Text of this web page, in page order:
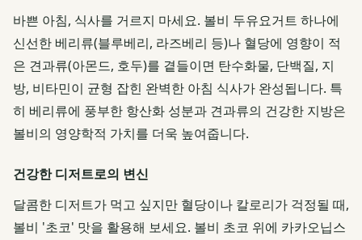
바쁜 아침, 식사를 거르지 마세요. 볼비 두유요거트 하나에
신선한 베리류(블루베리, 라즈베리 등)나 혈당에 영향이 적
은 견과류(아몬드, 호두)를 곁들이면 탄수화물, 단백질, 지
방, 비타민이 균형 잡힌 완벽한 아침 식사가 완성됩니다. 특
히 베리류에 풍부한 항산화 성분과 견과류의 건강한 지방은
볼비의 영양학적 가치를 더욱 높여줍니다.
건강한 디저트로의 변신
달콤한 디저트가 먹고 싶지만 혈당이나 칼로리가 걱정될 때,
볼비 '초코' 맛을 활용해 보세요. 볼비 초코 위에 카카오닙스